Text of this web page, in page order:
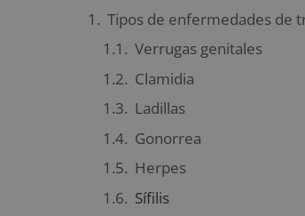
Tipos de enfermedades de
Verrugas genitales
Clamidia
Ladillas
Gonorrea
Herpes
Sífilis